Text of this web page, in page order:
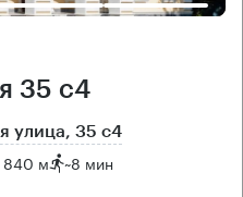
35 с4
улица, 35 с4
840 м ~8 мин